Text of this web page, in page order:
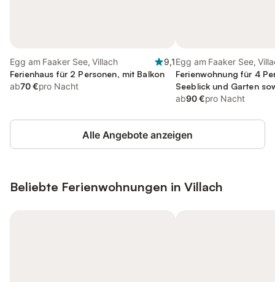
Egg am Faaker See, Villach
9,1
Ferienhaus für 2 Personen, mit Balkon
ab70 €pro Nacht
Egg am Faaker See,
Ferienwohnung für 4
Seeblick und Garten
Haustier
ab90 €pro Nacht
Alle Angebote anzeigen
Beliebte Ferienwohnungen in Villach